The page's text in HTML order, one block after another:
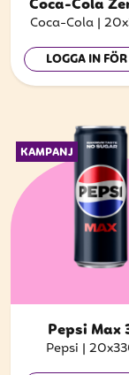
Ange din e-
nyheter och
Coca-Cola
Coca-Cola |
LOGGA IN
KAMPANJ
Pepsi Max
Pepsi |